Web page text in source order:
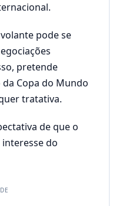
pode se
pretende
Copa do Mundo
tratativa.
de que o
do